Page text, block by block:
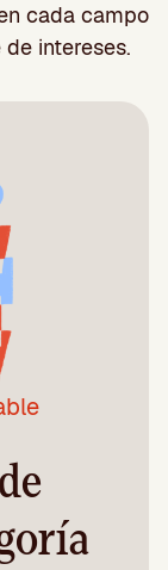
cada campo
intereses.